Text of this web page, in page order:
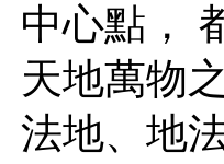
中心點，
天地萬物
法地、地